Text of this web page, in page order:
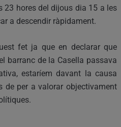
23 hores del dijous dia 15 a les
a descendir ràpidament.
fet ja que en declarar que
barranc de la Casella passava
estaríem davant la causa
de per a valorar objectivament